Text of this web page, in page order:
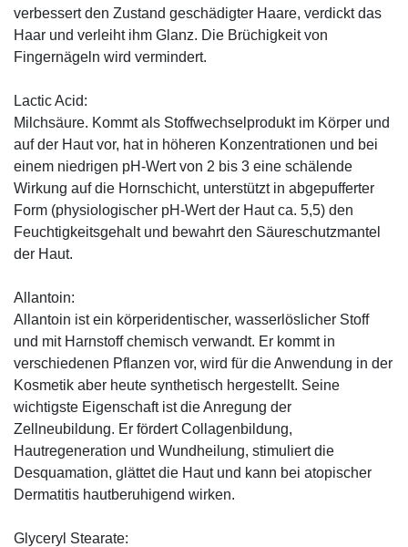
verbessert den Zustand geschädigter Haare, verdickt das
Haar und verleiht ihm Glanz. Die Brüchigkeit von
Fingernägeln wird vermindert.
Lactic Acid:
Milchsäure. Kommt als Stoffwechselprodukt im Körper und
auf der Haut vor, hat in höheren Konzentrationen und bei
einem niedrigen pH-Wert von 2 bis 3 eine schälende
Wirkung auf die Hornschicht, unterstützt in abgepufferter
Form (physiologischer pH-Wert der Haut ca. 5,5) den
Feuchtigkeitsgehalt und bewahrt den Säureschutzmantel
der Haut.
Allantoin:
Allantoin ist ein körperidentischer, wasserlöslicher Stoff
und mit Harnstoff chemisch verwandt. Er kommt in
verschiedenen Pflanzen vor, wird für die Anwendung in der
Kosmetik aber heute synthetisch hergestellt. Seine
wichtigste Eigenschaft ist die Anregung der
Zellneubildung. Er fördert Collagenbildung,
Hautregeneration und Wundheilung, stimuliert die
Desquamation, glättet die Haut und kann bei atopischer
Dermatitis hautberuhigend wirken.
Glyceryl Stearate: